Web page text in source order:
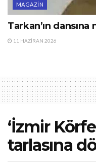
MAGAZIN
Tarkan’ın
11 HAZIRAN 2026
‘İzmir
tarlasına